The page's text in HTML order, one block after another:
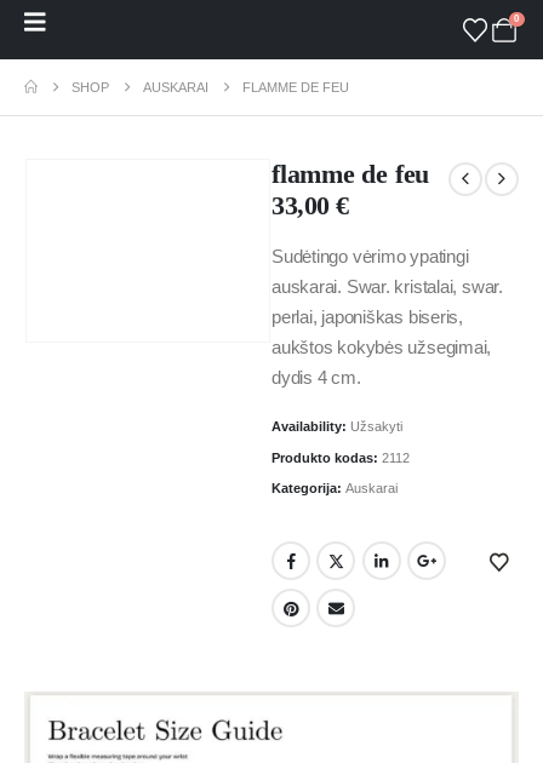
0
SHOP AUSKARAI FLAMME DE FEU
flamme de feu
33,00€
Sudėtingo vėrimo ypatingi
auskarai. Swar. kristalai, swar.
perlai, japoniškas biseris,
aukštos kokybės užsegimai,
dydis 4 cm.
Availability: Užsakyti
Produkto kodas: 2112
Kategorija: Auskarai